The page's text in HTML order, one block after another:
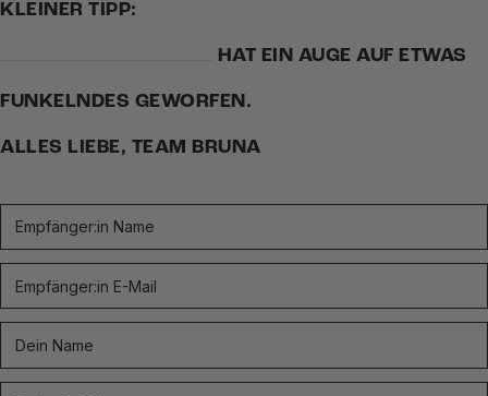
KLEINER TIPP:
HAT EIN AUGE AUF ETWAS
FUNKELNDES GEWORFEN.
ALLES LIEBE, TEAM BRUNA